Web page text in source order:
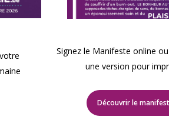
Signez le Manifeste online
une version pour
Découvrir le